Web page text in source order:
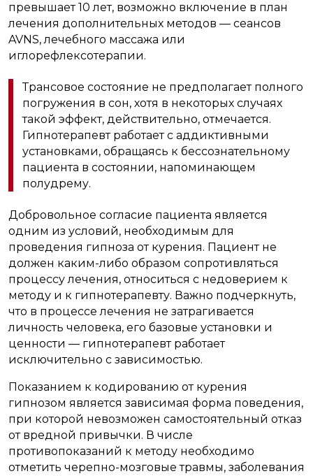
превышает 10 лет, возможно включение в план
лечения дополнительных методов — сеансов
AVNS, лечебного массажа или
иглорефлексотерапии.
Трансовое состояние не предполагает полного
погружения в сон, хотя в некоторых случаях
такой эффект, действительно, отмечается.
Гипнотерапевт работает с аддиктивными
установками, обращаясь к бессознательному
пациента в состоянии, напоминающем
полудрему.
Добровольное согласие пациента является
одним из условий, необходимым для
проведения гипноза от курения. Пациент не
должен каким-либо образом сопротивляться
процессу лечения, относиться с недоверием к
методу и к гипнотерапевту. Важно подчеркнуть,
что в процессе лечения не затрагивается
личность человека, его базовые установки и
ценности — гипнотерапевт работает
исключительно с зависимостью.
Показанием к кодированию от курения
гипнозом является зависимая форма поведения,
при которой невозможен самостоятельный отказ
от вредной привычки. В числе
противопоказаний к методу необходимо
отметить черепно-мозговые травмы, заболевания